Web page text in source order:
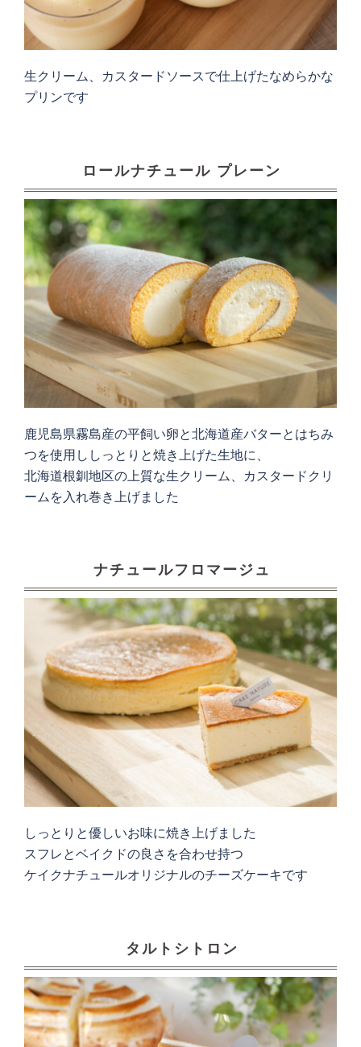
生クリーム、カスタードソースで仕上げたなめらかな
プリンです
ロールナチュール プレーン
鹿児島県霧島産の平飼い卵と北海道産バターとはちみ
つを使用ししっとりと焼き上げた生地に、
北海道根釧地区の上質な生クリーム、カスタードクリ
ームを入れ巻き上げました
ナチュールフロマージュ
しっとりと優しいお味に焼き上げました
スフレとベイクドの良さを合わせ持つ
ケイクナチュールオリジナルのチーズケーキです
タルトシトロン